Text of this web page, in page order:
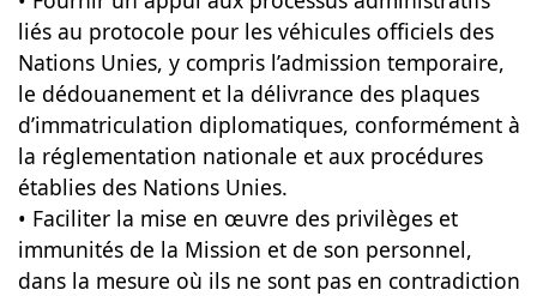
liés au protocole pour les véhicules officiels des
Nations Unies, y compris l’admission temporaire,
le dédouanement et la délivrance des plaques
d’immatriculation diplomatiques, conformément à
la réglementation nationale et aux procédures
établies des Nations Unies.
• Faciliter la mise en œuvre des privilèges et
immunités de la Mission et de son personnel,
dans la mesure où ils ne sont pas en contradiction